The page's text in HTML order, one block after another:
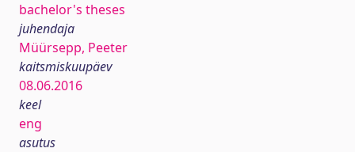
bachelor's theses
juhendaja
Müürsepp, Peeter
kaitsmiskuupäev
08.06.2016
keel
eng
asutus